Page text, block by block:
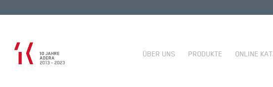
ÜBER UNS PRODUKTE ONLINE